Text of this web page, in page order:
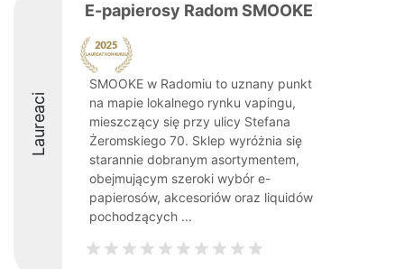
Laureaci
E-papierosy Radom SMOOKE
SMOOKE w Radomiu to uznany punkt
na mapie lokalnego rynku vapingu,
mieszczący się przy ulicy Stefana
Żeromskiego 70. Sklep wyróżnia się
starannie dobranym asortymentem,
obejmującym szeroki wybór e-
papierosów, akcesoriów oraz liquidów
pochodzących ...